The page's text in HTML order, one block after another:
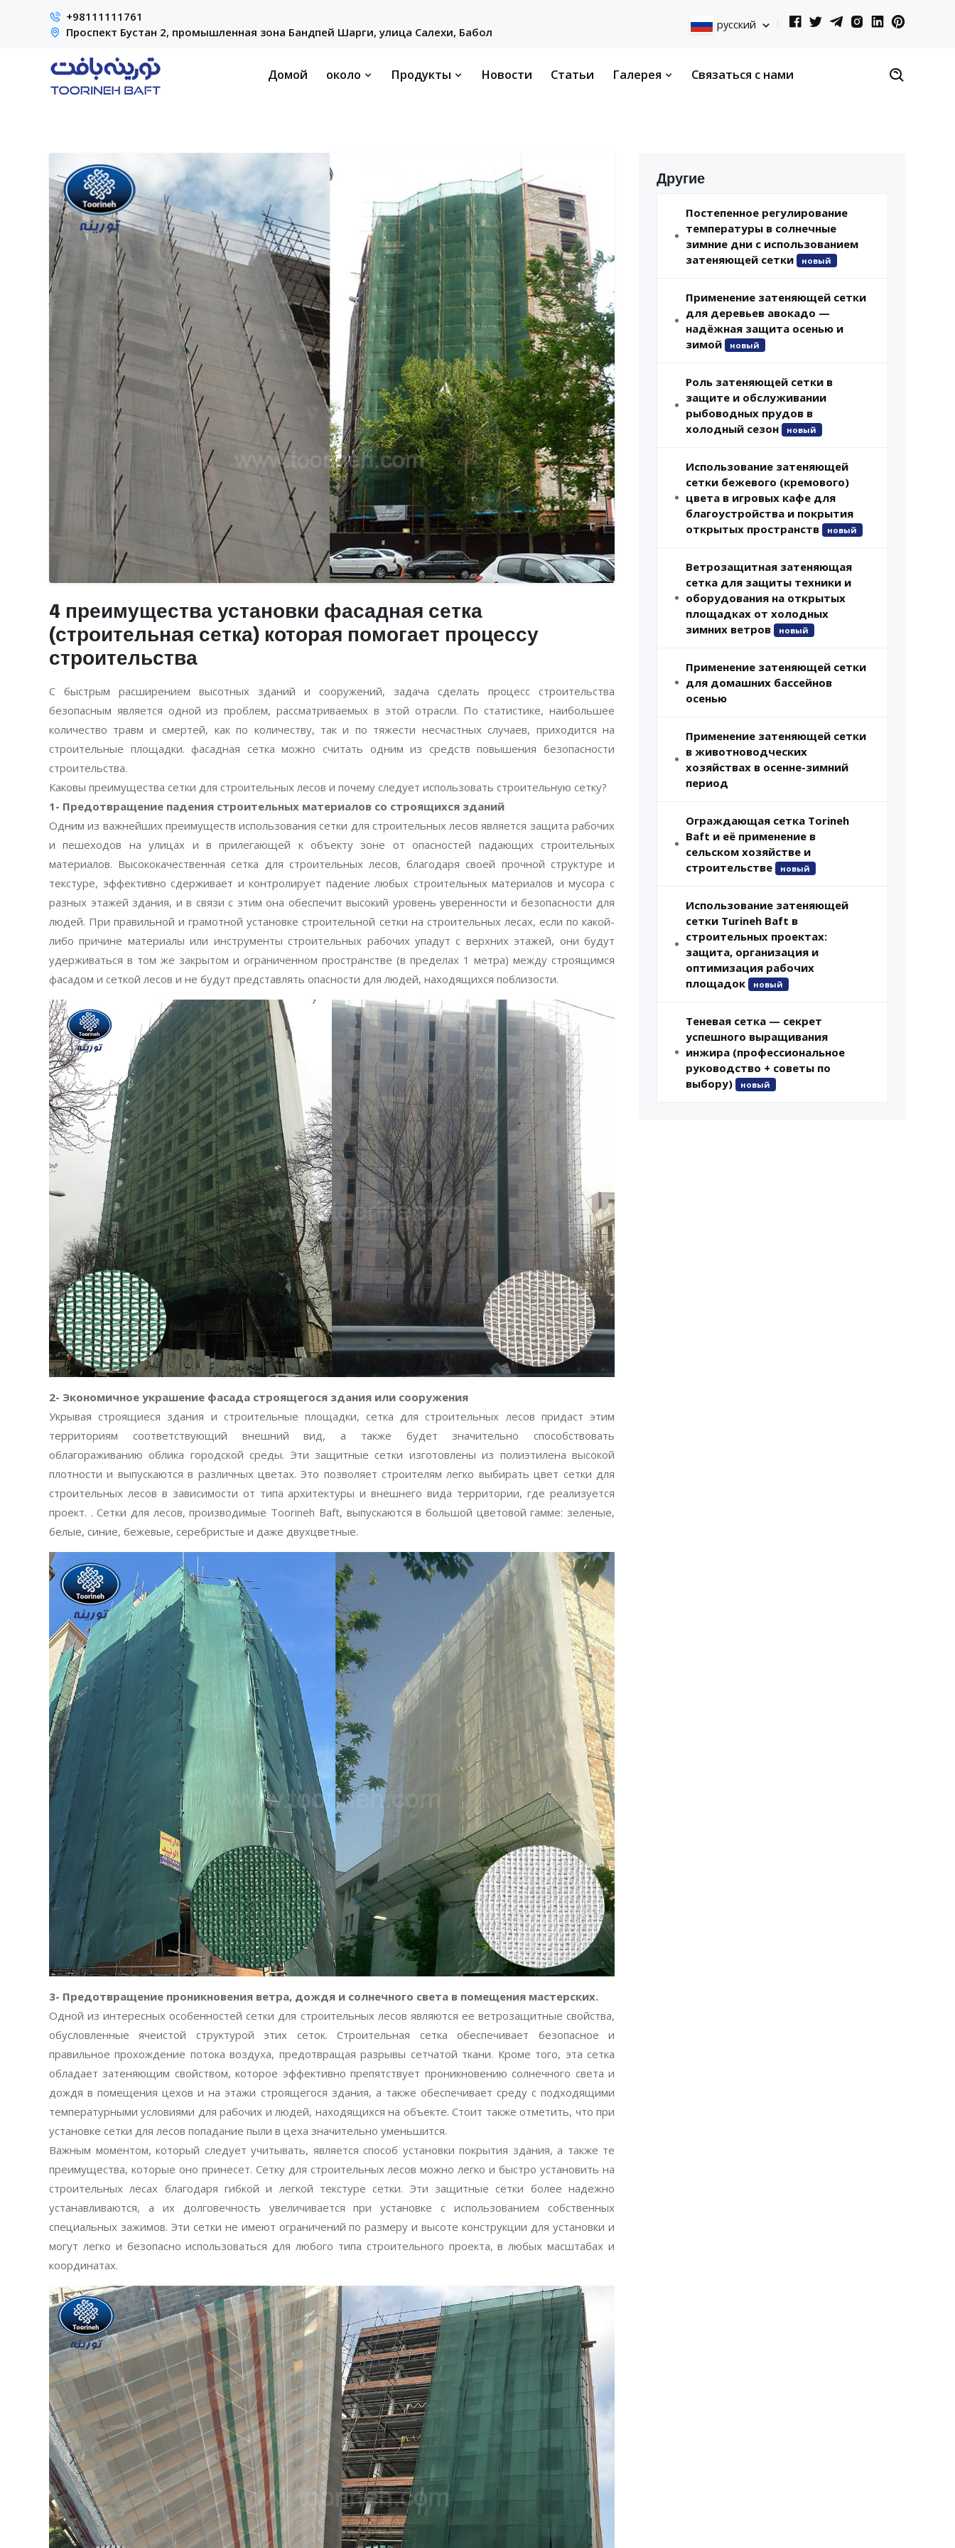
+98111111761
Проспект Бустан 2, промышленная зона Бандпей Шарги, улица Салехи, Бабол
русский
Домой около Продукты Новости Статьи Галерея Связаться с нами
4 преимущества установки фасадная сетка
(строительная сетка) которая помогает процессу
строительства
С быстрым расширением высотных зданий и сооружений, задача сделать процесс строительства
безопасным является одной из проблем, рассматриваемых в этой отрасли. По статистике, наибольшее
количество травм и смертей, как по количеству, так и по тяжести несчастных случаев, приходится на
строительные площадки. фасадная сетка можно считать одним из средств повышения безопасности
строительства.
Каковы преимущества сетки для строительных лесов и почему следует использовать строительную сетку?
1- Предотвращение падения строительных материалов со строящихся зданий
Одним из важнейших преимуществ использования сетки для строительных лесов является защита рабочих
и пешеходов на улицах и в прилегающей к объекту зоне от опасностей падающих строительных
материалов. Высококачественная сетка для строительных лесов, благодаря своей прочной структуре и
текстуре, эффективно сдерживает и контролирует падение любых строительных материалов и мусора с
разных этажей здания, и в связи с этим она обеспечит высокий уровень уверенности и безопасности для
людей. При правильной и грамотной установке строительной сетки на строительных лесах, если по какой-
либо причине материалы или инструменты строительных рабочих упадут с верхних этажей, они будут
удерживаться в том же закрытом и ограниченном пространстве (в пределах 1 метра) между строящимся
фасадом и сеткой лесов и не будут представлять опасности для людей, находящихся поблизости.
2- Экономичное украшение фасада строящегося здания или сооружения
Укрывая строящиеся здания и строительные площадки, сетка для строительных лесов придаст этим
территориям соответствующий внешний вид, а также будет значительно способствовать
облагораживанию облика городской среды. Эти защитные сетки изготовлены из полиэтилена высокой
плотности и выпускаются в различных цветах. Это позволяет строителям легко выбирать цвет сетки для
строительных лесов в зависимости от типа архитектуры и внешнего вида территории, где реализуется
проект. . Сетки для лесов, производимые Toorineh Baft, выпускаются в большой цветовой гамме: зеленые,
белые, синие, бежевые, серебристые и даже двухцветные.
3- Предотвращение проникновения ветра, дождя и солнечного света в помещения мастерских.
Одной из интересных особенностей сетки для строительных лесов являются ее ветрозащитные свойства,
обусловленные ячеистой структурой этих сеток. Cтроительная сетка обеспечивает безопасное и
правильное прохождение потока воздуха, предотвращая разрывы сетчатой ткани. Кроме того, эта сетка
обладает затеняющим свойством, которое эффективно препятствует проникновению солнечного света и
дождя в помещения цехов и на этажи строящегося здания, а также обеспечивает среду с подходящими
температурными условиями для рабочих и людей, находящихся на объекте. Стоит также отметить, что при
установке сетки для лесов попадание пыли в цеха значительно уменьшится.
Важным моментом, который следует учитывать, является способ установки покрытия здания, а также те
преимущества, которые оно принесет. Сетку для строительных лесов можно легко и быстро установить на
строительных лесах благодаря гибкой и легкой текстуре сетки. Эти защитные сетки более надежно
устанавливаются, а их долговечность увеличивается при установке с использованием собственных
специальных зажимов. Эти сетки не имеют ограничений по размеру и высоте конструкции для установки и
могут легко и безопасно использоваться для любого типа строительного проекта, в любых масштабах и
координатах.
Другие
Постепенное регулирование
температуры в солнечные
зимние дни с использованием
затеняющей сетки
новый
Применение затеняющей сетки
для деревьев авокадо —
надёжная защита осенью и
зимой
новый
Роль затеняющей сетки в
защите и обслуживании
рыбоводных прудов в
холодный сезон
новый
Использование затеняющей
сетки бежевого (кремового)
цвета в игровых кафе для
благоустройства и покрытия
открытых пространств
новый
Ветрозащитная затеняющая
сетка для защиты техники и
оборудования на открытых
площадках от холодных
зимних ветров
новый
Применение затеняющей сетки
для домашних бассейнов
осенью
Применение затеняющей сетки
в животноводческих
хозяйствах в осенне-зимний
период
Ограждающая сетка Torineh
Baft и её применение в
сельском хозяйстве и
строительстве
новый
Использование затеняющей
сетки Turineh Baft в
строительных проектах:
защита, организация и
оптимизация рабочих
площадок
новый
Теневая сетка — секрет
успешного выращивания
инжира (профессиональное
руководство + советы по
выбору)
новый